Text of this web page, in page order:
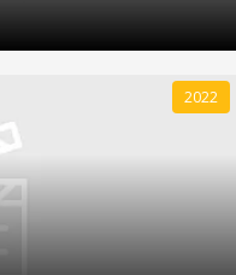
2022